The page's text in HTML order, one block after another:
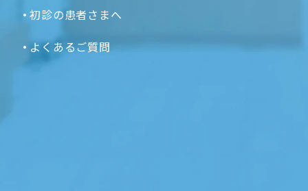
初診の患者さまへ
よくあるご質問